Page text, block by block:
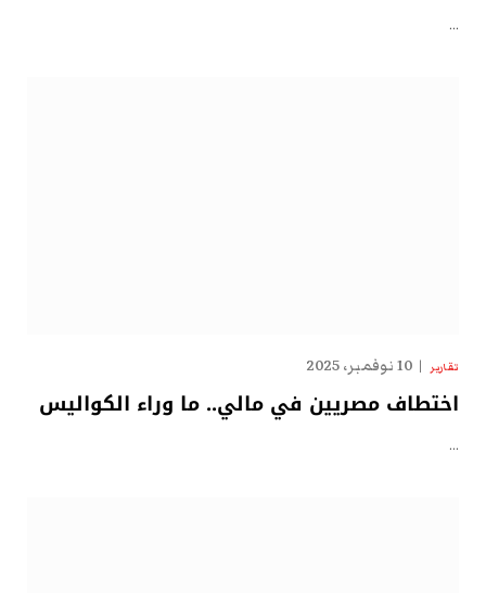
…
تقارير 10 نوفمبر، 2025
اختطاف مصريين في مالي.. ما وراء الكواليس
…